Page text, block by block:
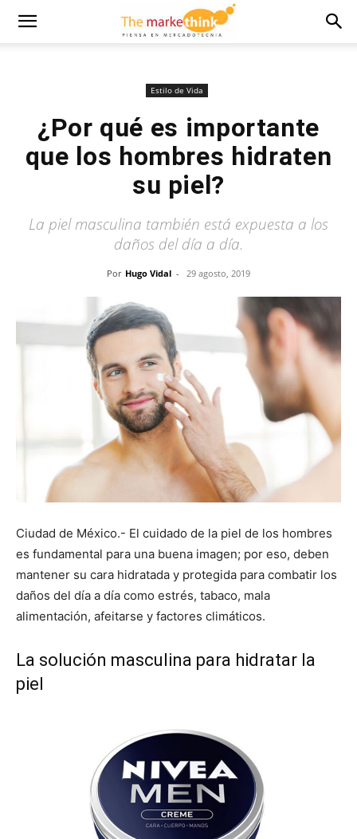
Estilo de Vida
¿Por qué es importante
que los hombres hidraten
su piel?
La piel masculina también está expuesta a los
daños del día a día.
Por Hugo Vidal - 29 agosto, 2019
Ciudad de México.- El cuidado de la piel de los hombres
es fundamental para una buena imagen; por eso, deben
mantener su cara hidratada y protegida para combatir los
daños del día a día como estrés, tabaco, mala
alimentación, afeitarse y factores climáticos.
La solución masculina para hidratar la
piel